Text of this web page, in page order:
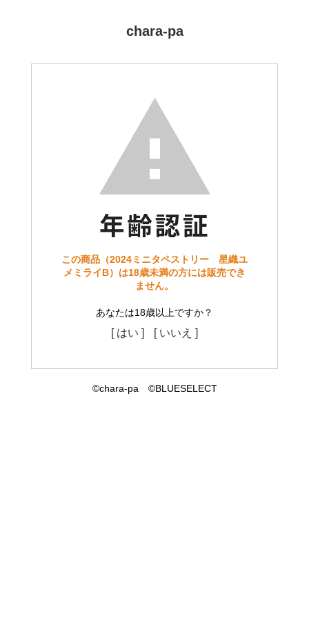
chara-pa
この商品（2024ミニタペストリー 星織ユ
メミライB）は18歳未満の方には販売でき
ません。
あなたは18歳以上ですか？
[ はい ] [ いいえ ]
©chara-pa ©BLUESELECT